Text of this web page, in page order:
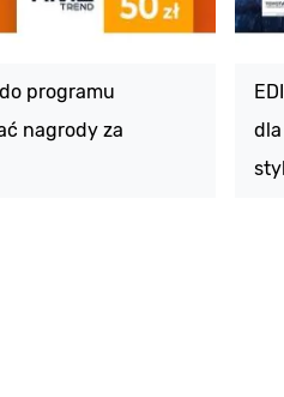
programu
nagrody za
styl